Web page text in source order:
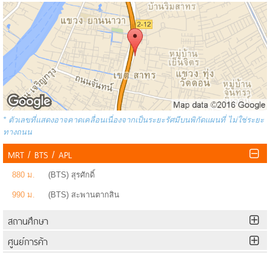
* ตัวเลขที่แสดงอาจคาดเคลื่อนเนื่องจากเป็นระยะรัศมีบนพิกัดแผนที่ ไม่ใช่ระยะ
ทางถนน
MRT / BTS / APL
880 ม. (BTS) สุรศักดิ์
990 ม. (BTS) สะพานตากสิน
สถานศึกษา
ศูนย์การค้า